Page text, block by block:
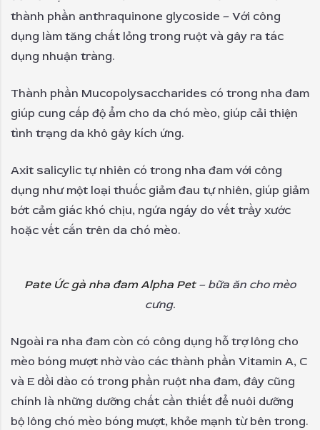
thành phần anthraquinone glycoside – Với công
dụng làm tăng chất lỏng trong ruột và gây ra tác
dụng nhuận tràng.
Thành phần Mucopolysaccharides có trong nha đam
giúp cung cấp độ ẩm cho da chó mèo, giúp cải thiện
tình trạng da khô gây kích ứng.
Axit salicylic tự nhiên có trong nha đam với công
dụng như một loại thuốc giảm đau tự nhiên, giúp giảm
bớt cảm giác khó chịu, ngứa ngáy do vết trầy xước
hoặc vết cắn trên da chó mèo.
Pate Ức gà nha đam Alpha Pet– bữa ăn cho mèo
cưng.
Ngoài ra nha đam còn có công dụng hỗ trợ lông cho
mèo bóng mượt nhờ vào các thành phần Vitamin A, C
và E dồi dào có trong phần ruột nha đam, đây cũng
chính là những dưỡng chất cần thiết để nuôi dưỡng
bộ lông chó mèo bóng mượt, khỏe mạnh từ bên trong.